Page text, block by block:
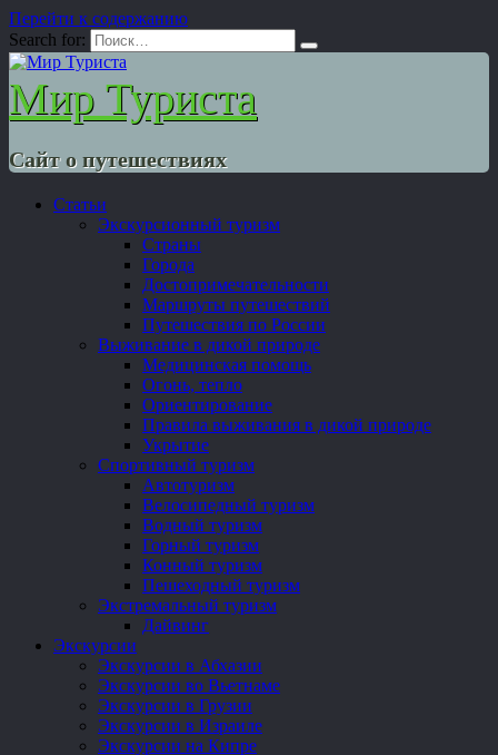
Перейти к содержанию
Search for:
Мир Туриста
Сайт о путешествиях
Статьи
Экскурсионный туризм
Страны
Города
Достопримечательности
Маршруты путешествий
Путешествия по России
Выживание в дикой природе
Медицинская помощь
Огонь, тепло
Ориентирование
Правила выживания в дикой природе
Укрытие
Спортивный туризм
Автотуризм
Велосипедный туризм
Водный туризм
Горный туризм
Конный туризм
Пешеходный туризм
Экстремальный туризм
Дайвинг
Экскурсии
Экскурсии в Абхазии
Экскурсии во Вьетнаме
Экскурсии в Грузии
Экскурсии в Израиле
Экскурсии на Кипре